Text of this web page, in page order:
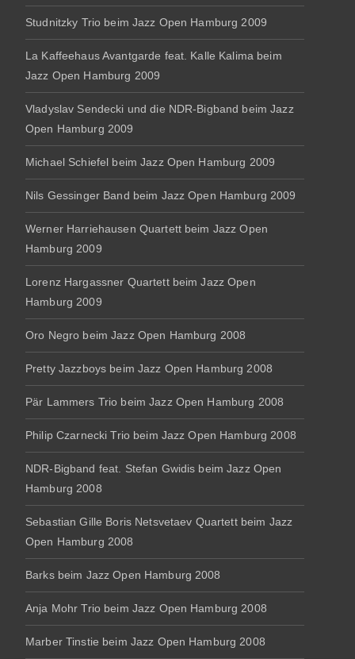
Studnitzky Trio beim Jazz Open Hamburg 2009
La Kaffeehaus Avantgarde feat. Kalle Kalima beim
Jazz Open Hamburg 2009
Vladyslav Sendecki und die NDR-Bigband beim Jazz
Open Hamburg 2009
Michael Schiefel beim Jazz Open Hamburg 2009
Nils Gessinger Band beim Jazz Open Hamburg 2009
Werner Harriehausen Quartett beim Jazz Open
Hamburg 2009
Lorenz Hargassner Quartett beim Jazz Open
Hamburg 2009
Oro Negro beim Jazz Open Hamburg 2008
Pretty Jazzboys beim Jazz Open Hamburg 2008
Pär Lammers Trio beim Jazz Open Hamburg 2008
Philip Czarnecki Trio beim Jazz Open Hamburg 2008
NDR-Bigband feat. Stefan Gwidis beim Jazz Open
Hamburg 2008
Sebastian Gille Boris Netsvetaev Quartett beim Jazz
Open Hamburg 2008
Barks beim Jazz Open Hamburg 2008
Anja Mohr Trio beim Jazz Open Hamburg 2008
Marber Tinstie beim Jazz Open Hamburg 2008